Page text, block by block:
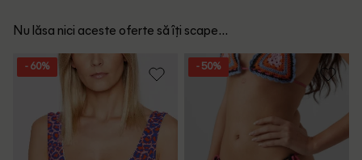
Nu lăsa nici aceste oferte să îți scape...
- 60% - 50%